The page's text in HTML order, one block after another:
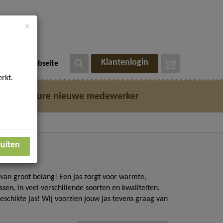
Webseite Klantenlogin
Vacature nieuwe medewerker
groot belang! Een jas zorgt voor warmte,
in veel verschillende soorten en kwaliteiten.
jas! Wij voorzien jouw jas tevens graag van
×